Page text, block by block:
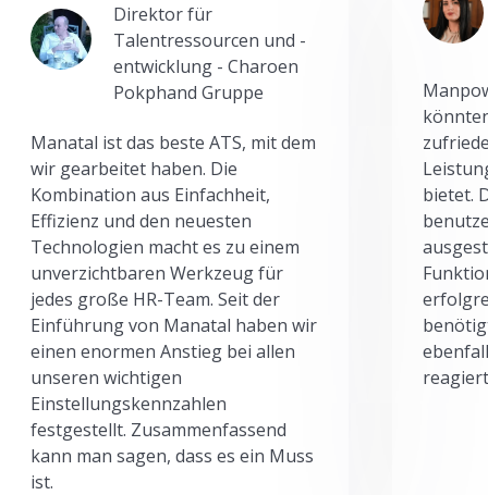
Direktor für
Talentressourcen und -
entwicklung - Charoen
Pokphand Gruppe
Manatal ist das beste ATS, mit dem
wir gearbeitet haben. Die
Kombination aus Einfachheit,
Effizienz und den neuesten
Technologien macht es zu einem
unverzichtbaren Werkzeug für
jedes große HR-Team. Seit der
Einführung von Manatal haben wir
einen enormen Anstieg bei allen
unseren wichtigen
Einstellungskennzahlen
festgestellt. Zusammenfassend
kann man sagen, dass es ein Muss
ist.
bietet.